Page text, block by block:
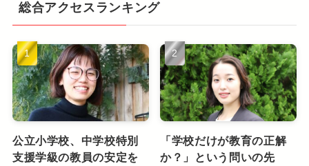
総合アクセスランキング
公立小学校、中学校特別
支援学級の教員の安定を
「学校だけが教育の正解
か？」という問いの先